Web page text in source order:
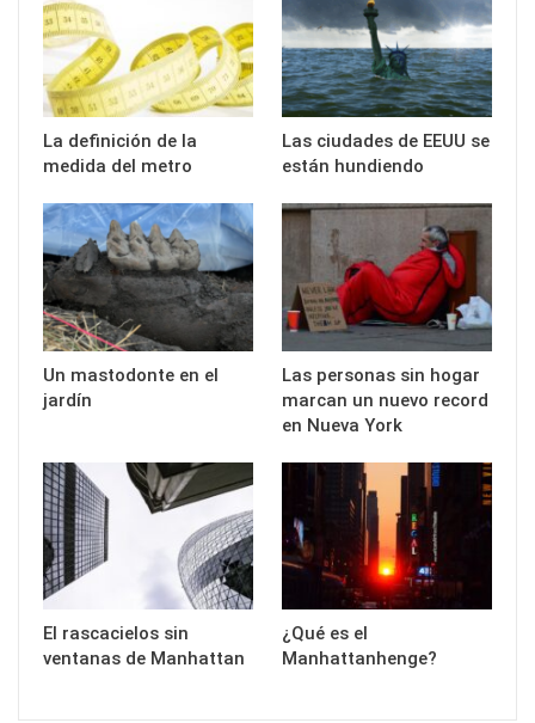
La definición de la
medida del metro
Las ciudades de EEUU se
están hundiendo
Un mastodonte en el
jardín
Las personas sin hogar
marcan un nuevo record
en Nueva York
El rascacielos sin
ventanas de Manhattan
¿Qué es el
Manhattanhenge?